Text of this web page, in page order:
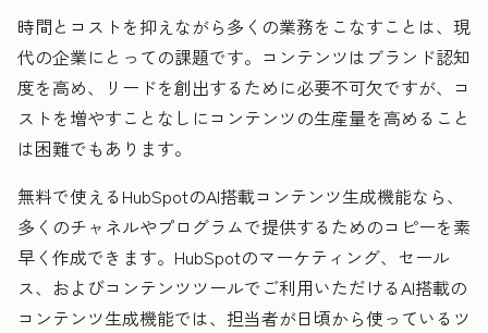
時間とコストを抑えながら多くの業務をこなすことは、現
代の企業にとっての課題です。コンテンツはブランド認知
度を高め、リードを創出するために必要不可欠ですが、コ
ストを増やすことなしにコンテンツの生産量を高めること
は困難でもあります。
無料で使えるHubSpotのAI搭載コンテンツ生成機能なら、
多くのチャネルやプログラムで提供するためのコピーを素
早く作成できます。HubSpotのマーケティング、セール
ス、およびコンテンツツールでご利用いただけるAI搭載の
コンテンツ生成機能では、担当者が日頃から使っているツ